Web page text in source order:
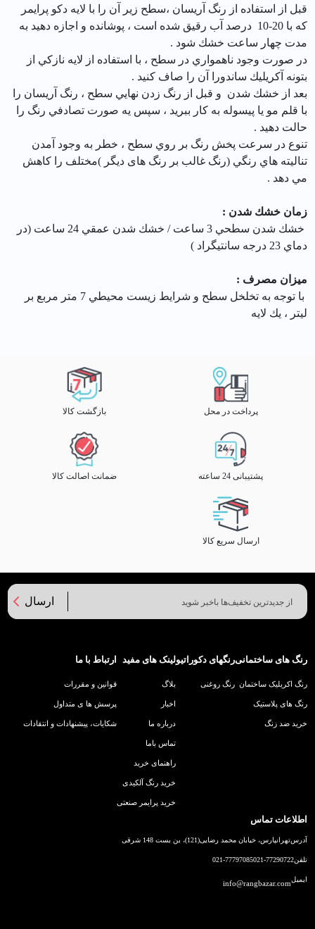
قبل از استفاده از رنگ آريسان ،‌سطح زير آن را با لايه دكو پرايمر
كه با 20-10 درصد آب رقيق شده است ، پوشانده و اجازه دهيد به
مدت چهار ساعت خشك شود .
در صورت وجود ناهمواري در سطح ، با استفاده از لايه نازكي از
بتونه آكريليك ساندورا آن را صاف كنيد .
بعد از خشك شدن و قبل از رنگ زدن نهايي سطح ، رنگ آريسان را
با قلم مو يا پيسوله به كار ببريد ، سپس يه صورت تصادفي رنگ را
حالت دهيد .
تنوع در سرعت پخش رنگ بر روي سطح ، خطر به وجود آمدن
تناليته هاي رنگي (رنگ غالب بر رنگ های دیگر )مختلف را كاهش
مي دهد .
زمان خشك شدن :
خشك شدن سطحي 3 ساعت / خشك شدن عمقي 24 ساعت (‌در
دماي 23 درجه سانتيگراد )
ميزان مصرف :
با توجه به تخلخل سطح و شرايط زيست محيطي 7 متر مربع بر
ليتر ، يك لايه
پرداخت در محل بازگشت کالا
پشتیبانی 24 ساعته ضمانت اصالت کالا
ارسال سریع کالا
ارسال
رنگ های ساختمانی
رنگ اکریلیک ساختمان
رنگ های پلاستیک
خرید ضد زنگ
رنگهای دکوراتیو
رنگ روغنی
لینک های مفید
بلاگ
اخبار
درباره ما
تماس باما
راهنمای خرید
خرید رنگ آلکیدی
خرید پرایمر صنعتی
ارتباط با ما
قوانین و مقررات
پرسش ها ی متداول
شکایات، پیشنهادات و انتقادات
اطلاعات تماس
آدرستهرانپارس، خیابان محمد رضایی(121)، بن بست 148 شرقی
تلفن021-77290722
021-77797085
ایمیلinfo@rangbazar.com